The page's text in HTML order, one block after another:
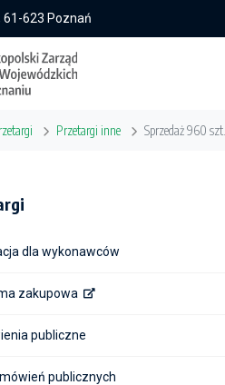
61-623 Poznań
Przetargi inne Sprzedaż 960
dla wykonawców
zakupowa
publiczne
publicznych